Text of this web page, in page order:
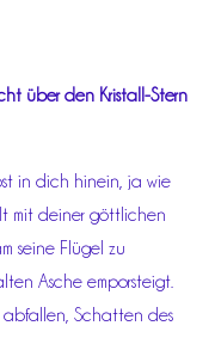
über den Kristall-Stern
in dich hinein, ja wie
mit deiner göttlichen
seine Flügel zu
Asche emporsteigt.
abfallen, Schatten des